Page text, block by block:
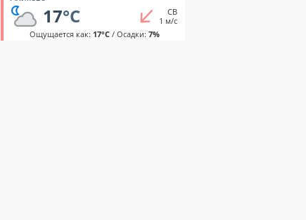
17°C
СВ
1 м/с
Ощущается как: 17°C/ Осадки: 7%